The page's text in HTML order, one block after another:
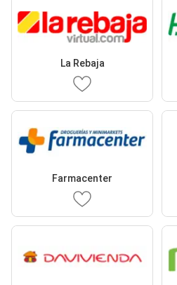
La Rebaja
Farmacenter